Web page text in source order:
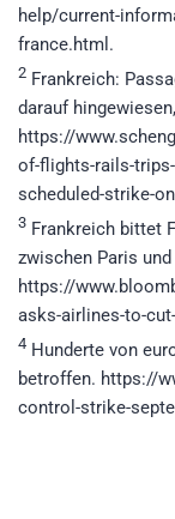
help/current-
france.html.
2 Frankreich:
darauf
https://
of-flights-rails-
scheduled-strike-
3 Frankreich bittet
zwischen Paris
https://
asks-airlines-to-
4 Hunderte von
betroffen. https://
control-strike-